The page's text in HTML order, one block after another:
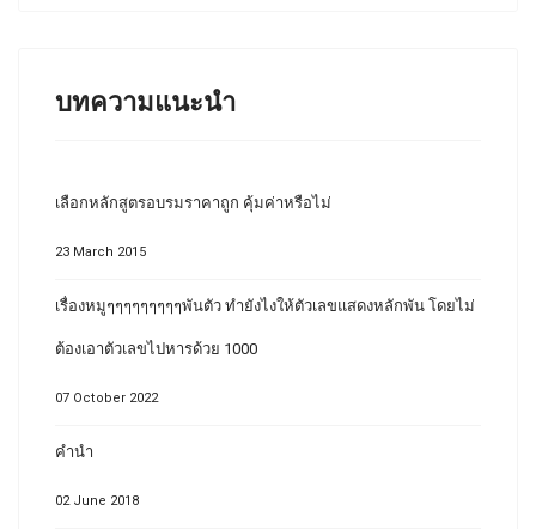
บทความแนะนำ
เลือกหลักสูตรอบรมราคาถูก คุ้มค่าหรือไม่
23 March 2015
เรื่องหมูๆๆๆๆๆๆๆๆๆพันตัว ทำยังไงให้ตัวเลขแสดงหลักพัน โดยไม่
ต้องเอาตัวเลขไปหารด้วย 1000
07 October 2022
คำนำ
02 June 2018